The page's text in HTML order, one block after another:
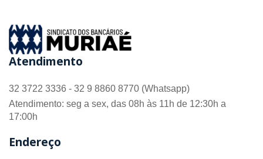
Atendimento
32 3722 3336 - 32 9 8860 8770 (Whatsapp)
Atendimento: seg a sex, das 08h às 11h de 12:30h a
17:00h
Endereço